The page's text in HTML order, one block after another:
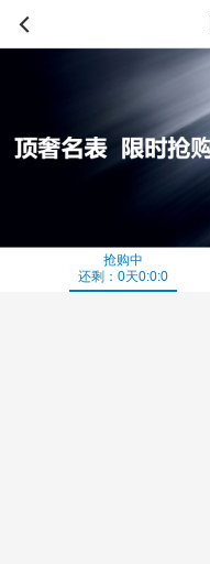
抢购中
还剩： 0天0:0:0